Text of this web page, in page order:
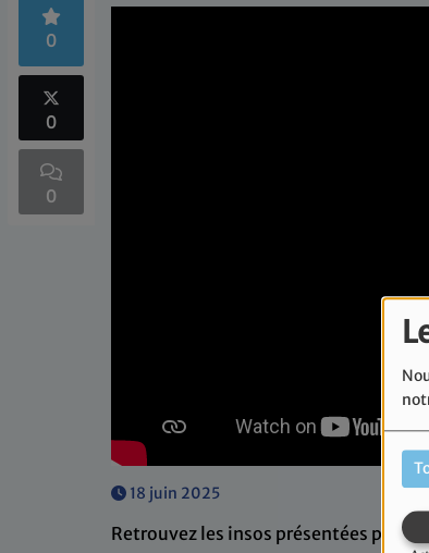
0
0
0
18 juin 2025
Retrouvez les insos présentées par